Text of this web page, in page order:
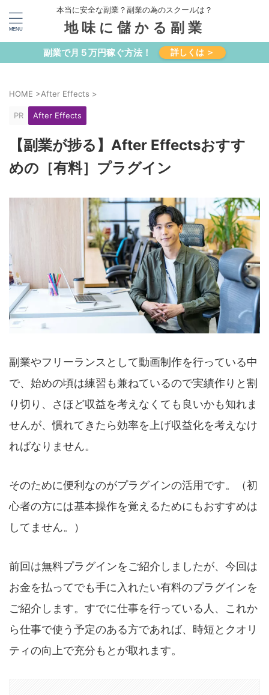
本当に安全な副業？副業の為のスクールは？
地味に儲かる副業
副業で月５万円稼ぐ方法！ 詳しくは ＞
HOME >After Effects >
PR After Effects
【副業が捗る】After Effectsおすす
めの［有料］プラグイン
副業やフリーランスとして動画制作を行っている中
で、始めの頃は練習も兼ねているので実績作りと割
り切り、さほど収益を考えなくても良いかも知れま
せんが、慣れてきたら効率を上げ収益化を考えなけ
ればなりません。
そのために便利なのがプラグインの活用です。（初
心者の方には基本操作を覚えるためにもおすすめは
してません。）
前回は無料プラグインをご紹介しましたが、今回は
お金を払ってでも手に入れたい有料のプラグインを
ご紹介します。すでに仕事を行っている人、これか
ら仕事で使う予定のある方であれば、時短とクオリ
ティの向上で充分もとが取れます。